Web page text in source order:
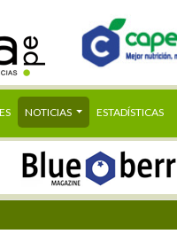
NOTICIAS ESTADÍSTICAS